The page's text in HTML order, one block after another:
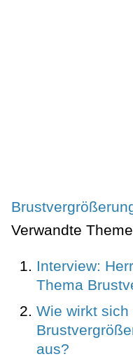
Verwandte
Interview:
Thema
Wie wirkt sich
aus?